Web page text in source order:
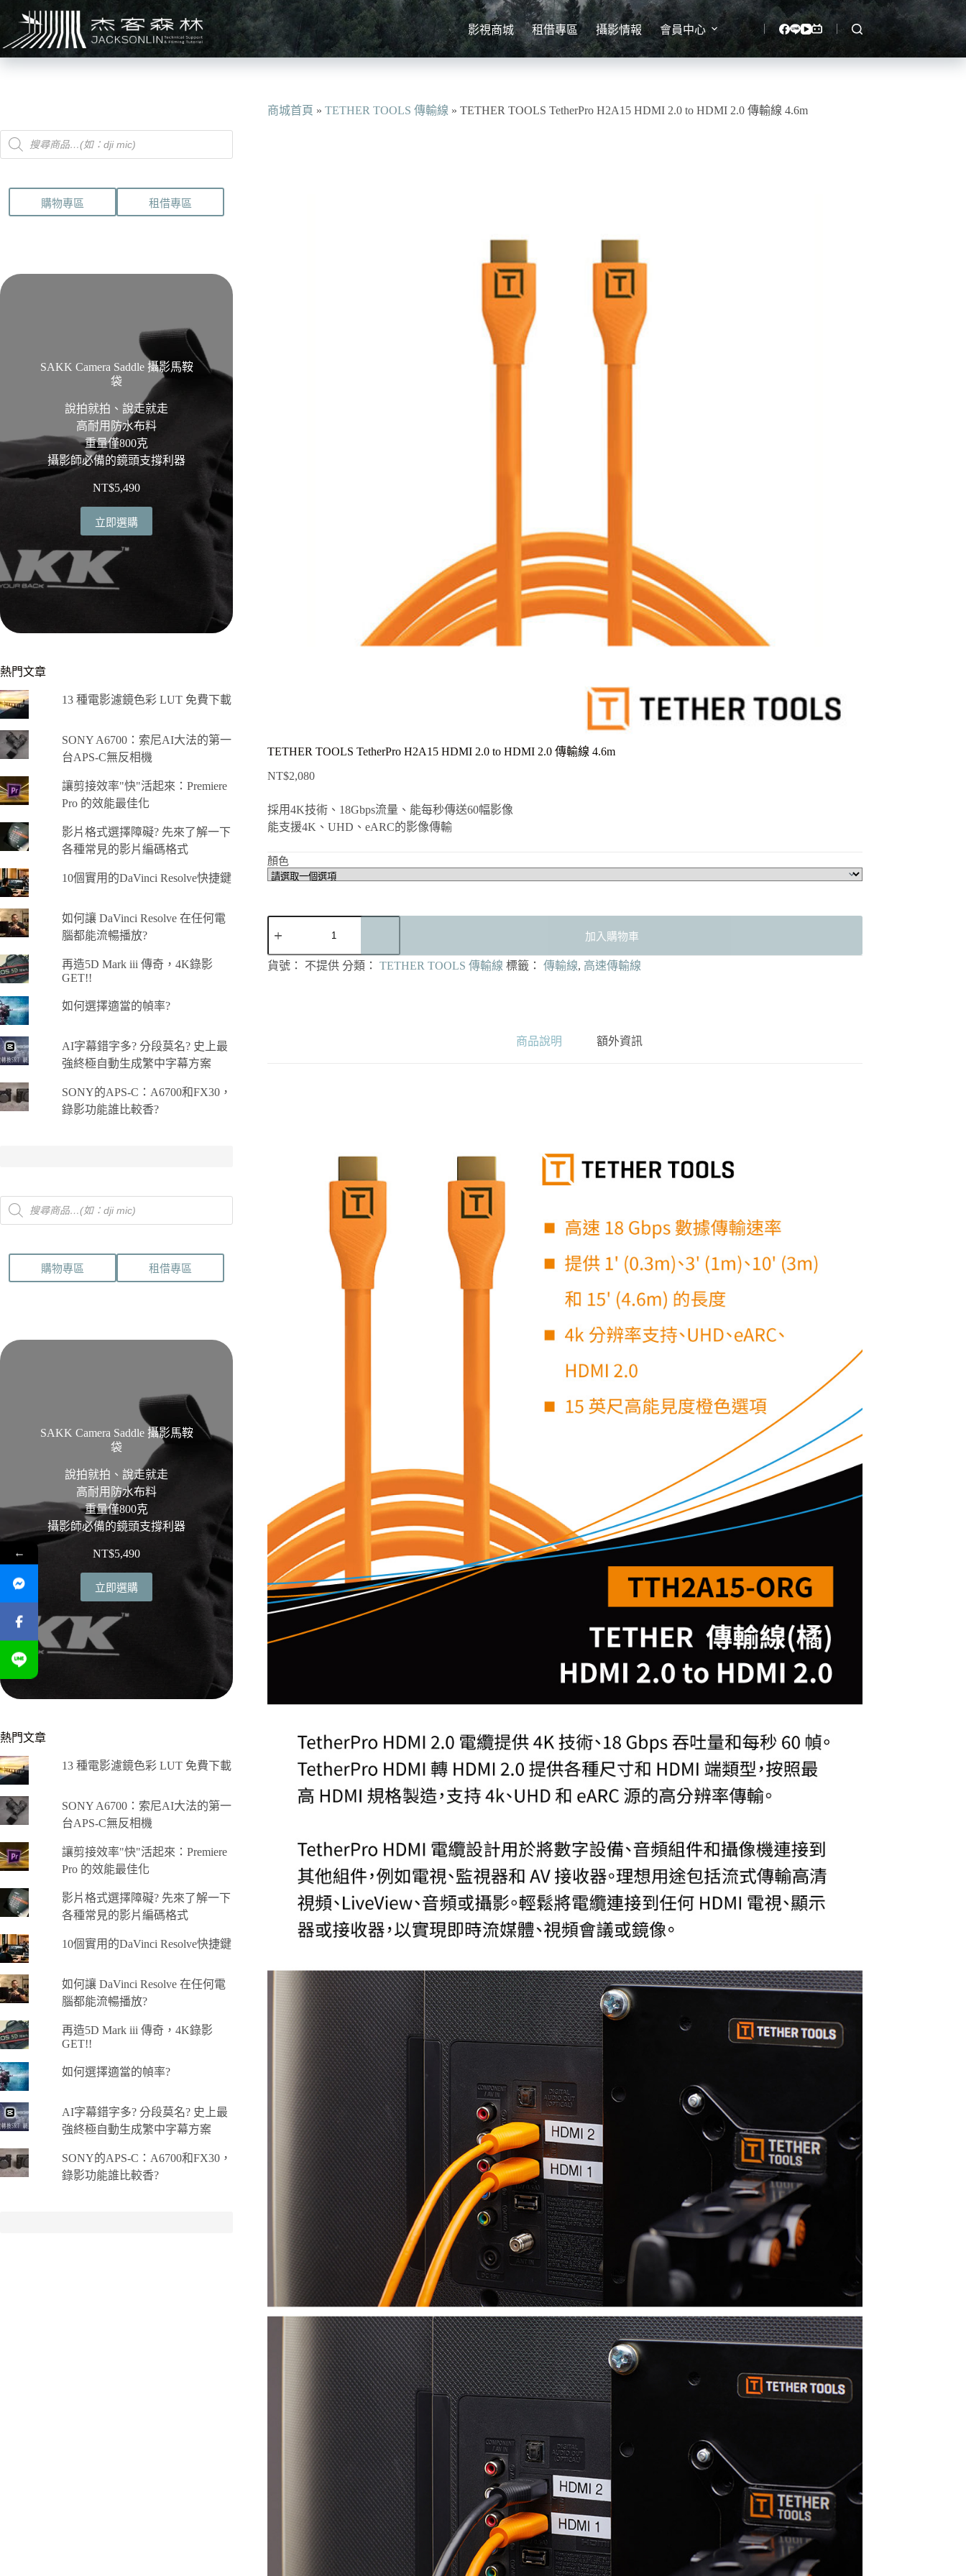
主
要
影視商城 租借專區 攝影情報 會員中心
商城首頁 » TETHER TOOLS 傳輸線 » TETHER TOOLS TetherPro H2A15 HDMI 2.0 to HDMI 2.0 傳輸線 4.6m
TETHER TOOLS TetherPro H2A15 HDMI 2.0 to HDMI 2.0 傳輸線 4.6m
NT$2,080
採用4K技術、18Gbps流量、能每秒傳送60幅影像
能支援4K、UHD、eARC的影像傳輸
顏色
TETHER
TOOLS
H2A15
HDMI
加入購物車
貨號： 不提供 分類： TETHER TOOLS 傳輸線 標籤： 傳輸線, 高速傳輸線
商品說明 額外資訊
Products
search
購物專區 租借專區
SAKK Camera Saddle 攝影馬鞍
袋
說拍就拍、說走就走
高耐用防水布料
重量僅800克
攝影師必備的鏡頭支撐利器
NT$5,490
立即選購
熱門文章
13 種電影濾鏡色彩 LUT 免費下載
SONY A6700：索尼AI大法的第一
台APS-C無反相機
讓剪接效率"快"活起來：Premiere
Pro 的效能最佳化
影片格式選擇障礙? 先來了解一下
各種常見的影片編碼格式
10個實用的DaVinci Resolve快捷鍵
如何讓 DaVinci Resolve 在任何電
腦都能流暢播放?
再造5D Mark iii 傳奇，4K錄影
GET!!
如何選擇適當的幀率?
AI字幕錯字多? 分段莫名? 史上最
強終極自動生成繁中字幕方案
SONY的APS-C：A6700和FX30，
錄影功能誰比較香?
Products
search
購物專區 租借專區
SAKK Camera Saddle 攝影馬鞍
袋
說拍就拍、說走就走
高耐用防水布料
重量僅800克
攝影師必備的鏡頭支撐利器
NT$5,490
立即選購
熱門文章
13 種電影濾鏡色彩 LUT 免費下載
SONY A6700：索尼AI大法的第一
台APS-C無反相機
讓剪接效率"快"活起來：Premiere
Pro 的效能最佳化
影片格式選擇障礙? 先來了解一下
各種常見的影片編碼格式
10個實用的DaVinci Resolve快捷鍵
如何讓 DaVinci Resolve 在任何電
腦都能流暢播放?
再造5D Mark iii 傳奇，4K錄影
GET!!
如何選擇適當的幀率?
AI字幕錯字多? 分段莫名? 史上最
強終極自動生成繁中字幕方案
SONY的APS-C：A6700和FX30，
錄影功能誰比較香?
←